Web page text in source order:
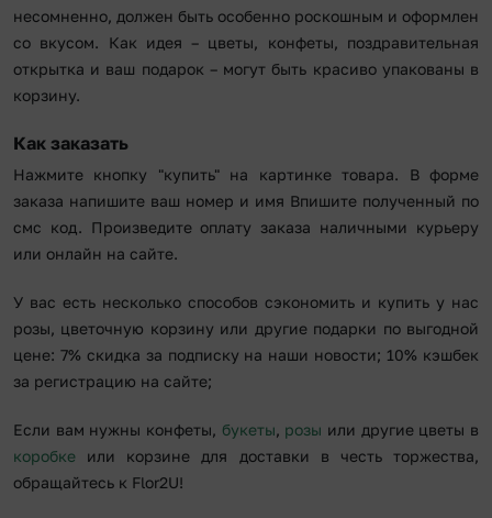
несомненно, должен быть особенно роскошным и оформлен
со вкусом. Как идея – цветы, конфеты, поздравительная
открытка и ваш подарок – могут быть красиво упакованы в
корзину.
Как заказать
Нажмите кнопку "купить" на картинке товара. В форме
заказа напишите ваш номер и имя Впишите полученный по
смс код. Произведите оплату заказа наличными курьеру
или онлайн на сайте.
У вас есть несколько способов сэкономить и купить у нас
розы, цветочную корзину или другие подарки по выгодной
цене: 7% скидка за подписку на наши новости; 10% кэшбек
за регистрацию на сайте;
Если вам нужны конфеты, букеты, розы или другие цветы в
коробке или корзине для доставки в честь торжества,
обращайтесь к Flor2U!